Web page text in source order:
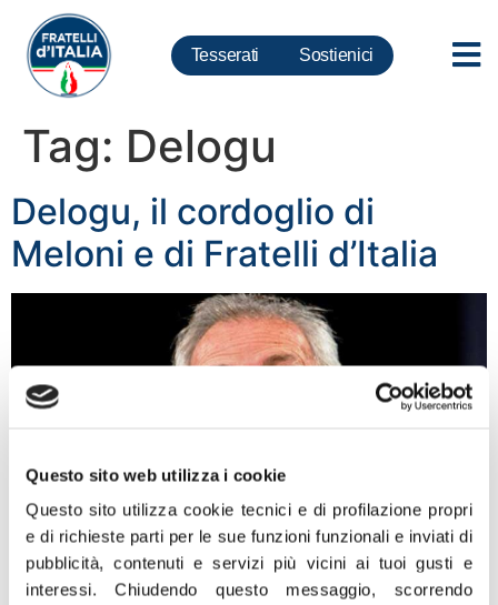
Questo sito web utilizza i cookie
Questo sito utilizza cookie tecnici e di profilazione propri
e di richieste parti per le sue funzioni funzionali e inviati di
pubblicità, contenuti e servizi più vicini ai tuoi gusti e
interessi.Chiudendo questo messaggio, scorrendo
Tesserati Sostienici
Tag: Delogu
Delogu, il cordoglio di
Meloni e di Fratelli d’Italia